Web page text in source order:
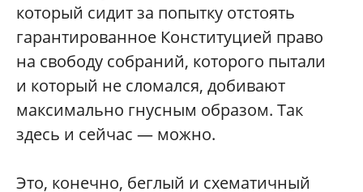
который сидит за попытку отстоять
гарантированное Конституцией право
на свободу собраний, которого пытали
и который не сломался, добивают
максимально гнусным образом. Так
здесь и сейчас — можно.
Это, конечно, беглый и схематичный